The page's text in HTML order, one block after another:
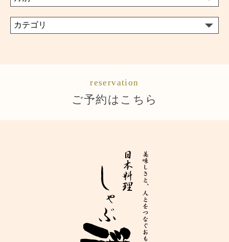
reservation
ご予約はこちら